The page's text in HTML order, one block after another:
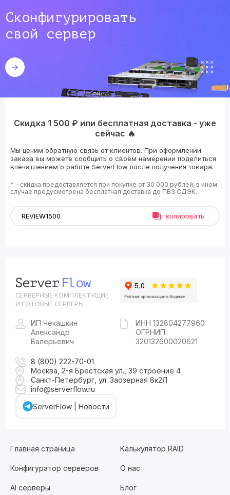
Сконфигурировать
свой сервер
Скидка 1 500 ₽ или бесплатная доставка - уже
сейчас 🔥
Мы ценим обратную связь от клиентов. При оформлении
заказа вы можете сообщить о своём намерении поделиться
впечатлением о работе ServerFlow после получения товара.
* - скидка предоставляется при покупке от 30 000 рублей, в ином
случае предусмотрена бесплатная доставка до ПВЗ СДЭК.
копировать
СЕРВЕРНЫЕ КОМПЛЕКТУЩИЕ
И ГОТОВЫЕ СЕРВЕРЫ
ИП Чекашкин
Александр
Валерьевич
ИНН 132804277960
ОГРНИП
320132600020621
8 (800) 222-70-01
Москва, 2-я Брестская ул., 39 строение 4
Санкт-Петербург, ул. Заозерная 8к2Л
info@serverflow.ru
ServerFlow | Новости
Главная страница Калькулятор RAID
Конфигуратор серверов О нас
AI серверы Блог